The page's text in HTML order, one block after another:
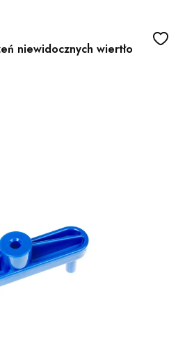
niewidocznych wiertło